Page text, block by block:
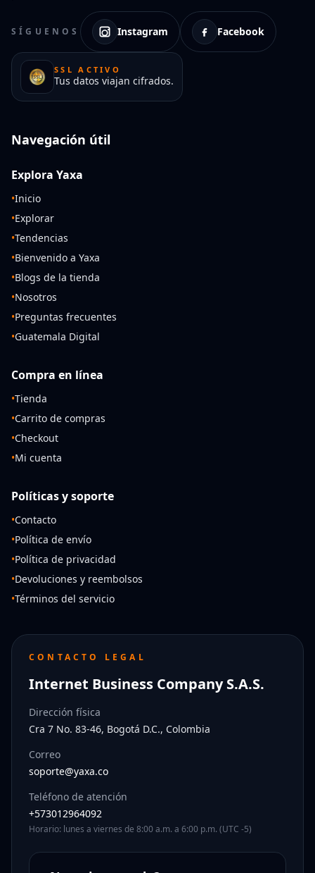
SÍGUENOS Instagram Facebook
SSL ACTIVO
Tus datos viajan cifrados.
Navegación útil
Explora Yaxa
•Inicio
•Explorar
•Tendencias
•Bienvenido a Yaxa
•Blogs de la tienda
•Nosotros
•Preguntas frecuentes
•Guatemala Digital
Compra en línea
•Tienda
•Carrito de compras
•Checkout
•Mi cuenta
Políticas y soporte
•Contacto
•Política de envío
•Política de privacidad
•Devoluciones y reembolsos
•Términos del servicio
CONTACTO LEGAL
Internet Business Company S.A.S.
Dirección física
Cra 7 No. 83-46, Bogotá D.C., Colombia
Correo
soporte@yaxa.co
Teléfono de atención
+573012964092
Horario: lunes a viernes de 8:00 a.m. a 6:00 p.m. (UTC -5)